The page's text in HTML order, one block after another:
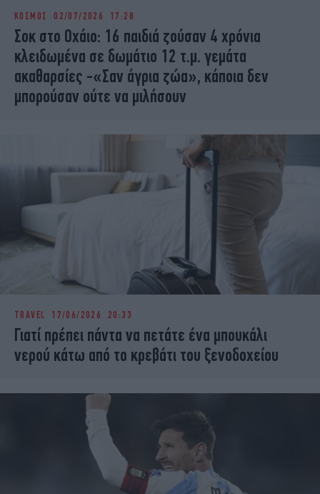
ΚΟΣΜΟΣ 02/07/2026 17:28
Σοκ στο Οχάιο: 16 παιδιά ζούσαν 4 χρόνια
κλειδωμένα σε δωμάτιο 12 τ.μ. γεμάτα
ακαθαρσίες -«Σαν άγρια ζώα», κάποια δεν
μπορούσαν ούτε να μιλήσουν
TRAVEL 17/06/2026 20:33
Γιατί πρέπει πάντα να πετάτε ένα μπουκάλι
νερού κάτω από το κρεβάτι του ξενοδοχείου